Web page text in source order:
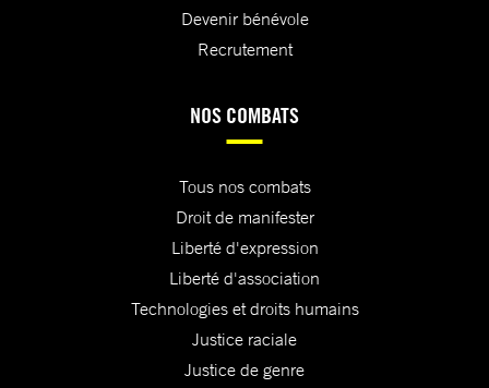
Devenir bénévole
Recrutement
NOS COMBATS
Tous nos combats
Droit de manifester
Liberté d'expression
Liberté d'association
Technologies et droits humains
Justice raciale
Justice de genre